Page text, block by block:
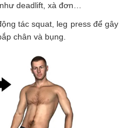
deadlift, xà đơn…
tác squat, leg press để gây
chân và bụng.